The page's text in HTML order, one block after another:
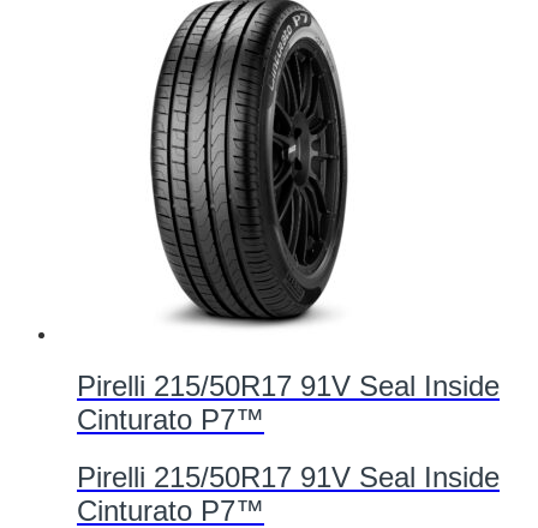
Pirelli 215/50R17 91V Seal Inside
Cinturato P7™
Pirelli 215/50R17 91V Seal Inside
Cinturato P7™